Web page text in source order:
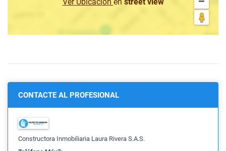
CONTACTE AL PROFESIONAL
Constructora Inmobiliaria Laura Rivera S.A.S.